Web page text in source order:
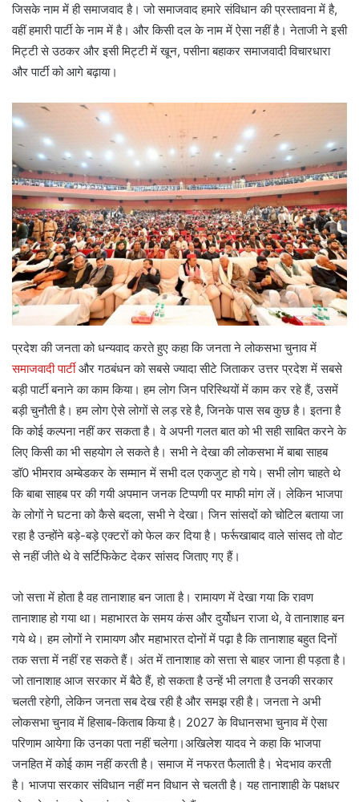
जिसके नाम में ही समाजवाद है। जो समाजवाद हमारे संविधान की प्रस्तावना में है,
वहीं हमारी पार्टी के नाम में है। और किसी दल के नाम में ऐसा नहीं है। नेताजी ने इसी
मिट्टी से उठकर और इसी मिट्टी में खून, पसीना बहाकर समाजवादी विचारधारा
और पार्टी को आगे बढ़ाया।
प्रदेश की जनता को धन्यवाद करते हुए कहा कि जनता ने लोकसभा चुनाव में
समाजवादी पार्टीऔर गठबंधन को सबसे ज्यादा सीटे जिताकर उत्तर प्रदेश में सबसे
बड़ी पार्टी बनाने का काम किया। हम लोग जिन परिस्थियों में काम कर रहे हैं, उसमें
बड़ी चुनौती है। हम लोग ऐसे लोगों से लड़ रहे है, जिनके पास सब कुछ है। इतना है
कि कोई कल्पना नहीं कर सकता है। वे अपनी गलत बात को भी सही साबित करने के
लिए किसी का भी सहयोग ले सकते है। सभी ने देखा की लोकसभा में बाबा साहब
डॉ0 भीमराव अम्बेडकर के सम्मान में सभी दल एकजुट हो गये। सभी लोग चाहते थे
कि बाबा साहब पर की गयी अपमान जनक टिप्पणी पर माफी मांग लें। लेकिन भाजपा
के लोगों ने घटना को कैसे बदला, सभी ने देखा। जिन सांसदों को चोटिल बताया जा
रहा है उन्होंने बड़े-बड़े एक्टरों को फेल कर दिया है। फर्रूखाबाद वाले सांसद तो वोट
से नहीं जीते थे वे सर्टिफिकेट देकर सांसद जिताए गए हैं।
जो सत्ता में होता है वह तानाशाह बन जाता है। रामायण में देखा गया कि रावण
तानाशाह हो गया था। महाभारत के समय कंस और दुर्योधन राजा थे, वे तानाशाह बन
गये थे। हम लोगों ने रामायण और महाभारत दोनों में पढ़ा है कि तानाशाह बहुत दिनों
तक सत्ता में नहीं रह सकते हैं। अंत में तानाशाह को सत्ता से बाहर जाना ही पड़ता है।
जो तानाशाह आज सरकार में बैठे हैं, हो सकता है उन्हें भी लगता है उनकी सरकार
चलती रहेगी, लेकिन जनता सब देख रही है और समझ रही है। जनता ने अभी
लोकसभा चुनाव में हिसाब-किताब किया है। 2027 के विधानसभा चुनाव में ऐसा
परिणाम आयेगा कि उनका पता नहीं चलेगा।अखिलेश यादव ने कहा कि भाजपा
जनहित में कोई काम नहीं करती है। समाज में नफरत फैलाती है। भेदभाव करती
है। भाजपा सरकार संविधान नहीं मन विधान से चलती है। यह तानाशाही के पक्षधर